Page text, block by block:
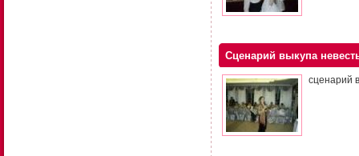
Сценарий выкупа
сценарий